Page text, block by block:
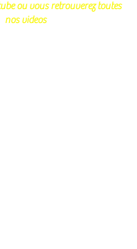
ou vous retrouverez toutes
nos videos